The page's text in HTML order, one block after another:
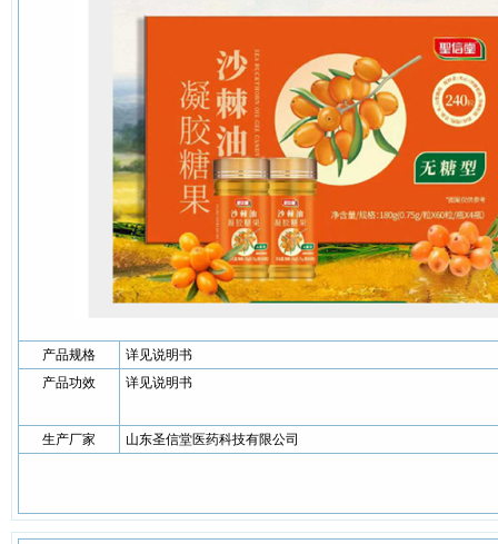
产品规格
详见说明书
产品功效
详见说明书
生产厂家 山东圣信堂医药科技有限公司